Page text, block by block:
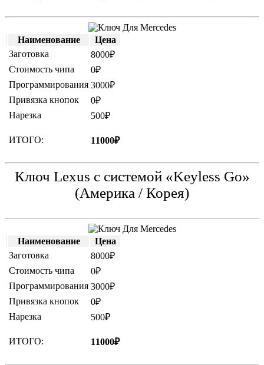
Наименование
Цена
Заготовка
8000₽
Стоимость чипа
0₽
Программирования 3000₽
Привязка кнопок
0₽
Нарезка
500₽
ИТОГО: 11000₽
Ключ Lexus с системой «Keyless Go»
(Америка / Корея)
Наименование
Цена
Заготовка
8000₽
Стоимость чипа
0₽
Программирования 3000₽
Привязка кнопок
0₽
Нарезка
500₽
ИТОГО: 11000₽